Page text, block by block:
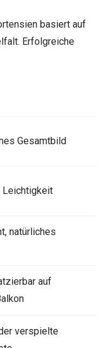
basiert auf
Erfolgreiche
Gesamtbild
Leichtigkeit
natürliches
auf
verspielte